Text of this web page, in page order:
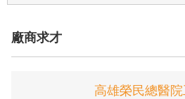
廠商求才
高雄榮民總醫